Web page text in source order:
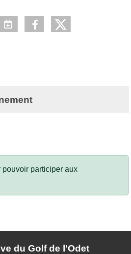
pouvoir participer aux
du Golf de l'Odet